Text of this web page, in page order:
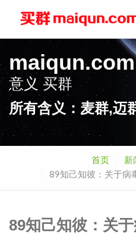
意义买群
所有含义：麦群,迈
首页 新
89知己知彼：关于病
89知己知彼：关